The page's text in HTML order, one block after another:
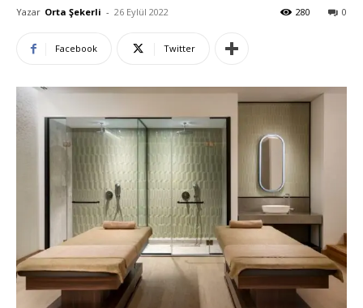
Yazar Orta Şekerli - 26 Eylül 2022 0
280
Facebook Twitter